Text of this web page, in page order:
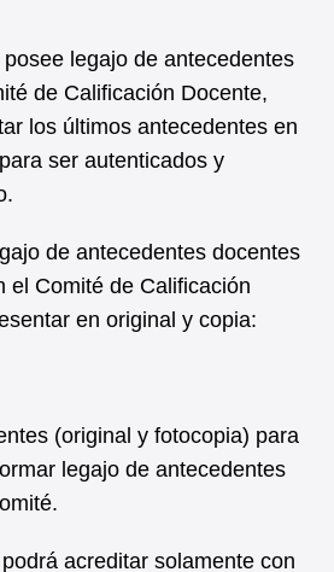
legajo de antecedentes
de Calificación Docente,
los últimos antecedentes en
ser autenticados y
de antecedentes docentes
el Comité de Calificación
en original y copia:
(original y fotocopia) para
legajo de antecedentes
acreditar solamente con